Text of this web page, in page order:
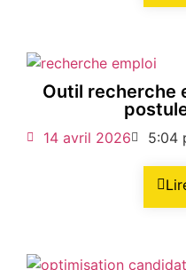
Outil recherche
14 avril 2026 5:04